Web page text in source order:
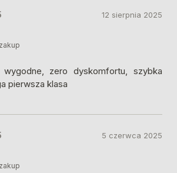
wygodne, zero dyskomfortu, szybka
pierwsza klasa
12 sierpnia 2025
5 czerwca 2025